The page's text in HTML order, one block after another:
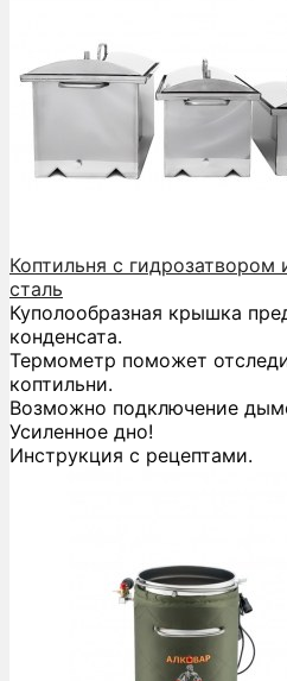
Коптильня с
сталь
Куполообразная крышка
конденсата.
Термометр поможет
коптильни.
Возможно подключение
Усиленное дно!
Инструкция с рецептами.